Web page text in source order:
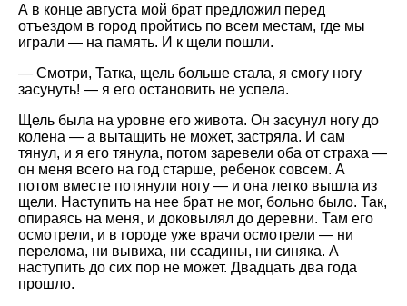
А в конце августа мой брат предложил перед
отъездом в город пройтись по всем местам, где мы
играли — на память. И к щели пошли.
— Смотри, Татка, щель больше стала, я смогу ногу
засунуть! — я его остановить не успела.
Щель была на уровне его живота. Он засунул ногу до
колена — а вытащить не может, застряла. И сам
тянул, и я его тянула, потом заревели оба от страха —
он меня всего на год старше, ребенок совсем. А
потом вместе потянули ногу — и она легко вышла из
щели. Наступить на нее брат не мог, больно было. Так,
опираясь на меня, и доковылял до деревни. Там его
осмотрели, и в городе уже врачи осмотрели — ни
перелома, ни вывиха, ни ссадины, ни синяка. А
наступить до сих пор не может. Двадцать два года
прошло.